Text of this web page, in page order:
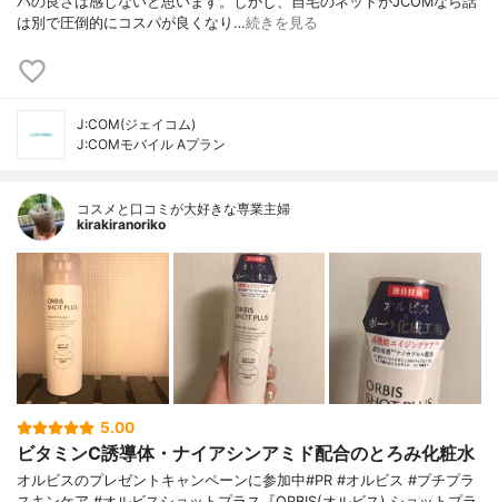
は別で圧倒的にコスパが良くなり…続きを見る
J:COM(ジェイコム)
J:COMモバイル Aプラン
コスメと口コミが大好きな専業主婦
kirakiranoriko
5.00
ビタミンC誘導体・ナイアシンアミド配合のとろみ化粧水
オルビスのプレゼントキャンペーンに参加中#PR #オルビス #プチプラ